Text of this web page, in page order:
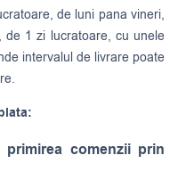
de luni pana vineri,
1 zi lucratoare, cu unele
intervalul de livrare poate
comenzii prin